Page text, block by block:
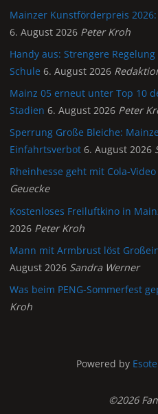
Mainzer Kunstförderpreis
6. August 2026 Peter Kroh
Handy aus: Strengere
Schule 6. August 2026
Mainz 05 erneut unter Top 10
Stadien 6. August 2026 Peter
Sperrung Große Bleiche:
Einfahrtsverbot 6. August 2026
Rheinhesse geht mit Cola-
Geuecke
Kostenloses Freiluftkino in
2026 Peter Kroh
Mann mit Armbrust löst
August 2026 Sandra Werner
Was beim PENG-Sommerfest
Kroh
Powered by
©2026